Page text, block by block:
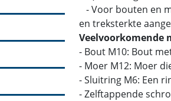
- Voor bouten en
en treksterkte
Veelvoorkomende
- Bout M10: Bout
- Moer M12: Moer
- Sluitring M6: Een
- Zelftappende